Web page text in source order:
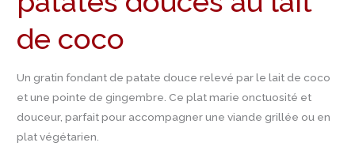
de coco
Un gratin fondant de patate douce relevé par le lait de coco
et une pointe de gingembre. Ce plat marie onctuosité et
douceur, parfait pour accompagner une viande grillée ou en
plat végétarien.
au
lait
coco